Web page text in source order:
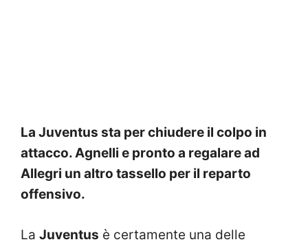
La Juventus sta per chiudere il colpo in
attacco. Agnelli e pronto a regalare ad
Allegri un altro tassello per il reparto
offensivo.
La Juventus è certamente una delle